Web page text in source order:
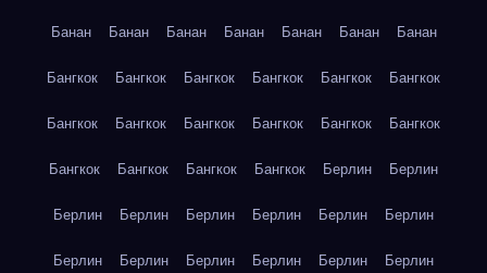
Банан Банан Банан Банан Банан Банан Банан
Бангкок Бангкок Бангкок Бангкок Бангкок Бангкок
Бангкок Бангкок Бангкок Бангкок Бангкок Бангкок
Бангкок Бангкок Бангкок Бангкок Берлин Берлин
Берлин Берлин Берлин Берлин Берлин Берлин
Берлин Берлин Берлин Берлин Берлин Берлин